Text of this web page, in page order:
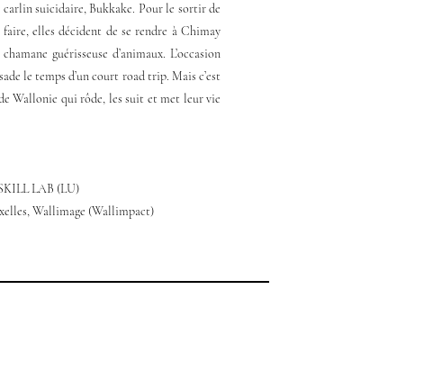
carlin suicidaire, Bukkake. Pour le sortir de
elles décident de se rendre à Chimay
guérisseuse d’animaux. L’occasion
le temps d’un court road trip. Mais c’est
Wallonie qui rôde, les suit et met leur vie
LAB (LU)
Wallimage (Wallimpact)